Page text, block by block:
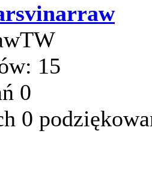
15
0
0